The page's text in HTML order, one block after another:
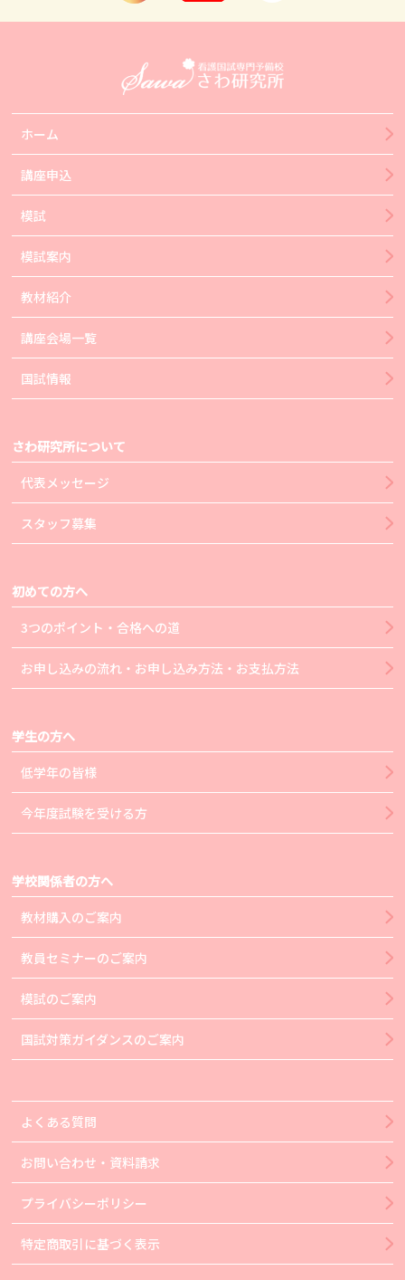
ホーム
講座申込
模試
模試案内
教材紹介
講座会場一覧
国試情報
さわ研究所について
代表メッセージ
スタッフ募集
初めての方へ
3つのポイント・合格への道
お申し込みの流れ・お申し込み方法・お支払方法
学生の方へ
低学年の皆様
今年度試験を受ける方
学校関係者の方へ
教材購入のご案内
教員セミナーのご案内
模試のご案内
国試対策ガイダンスのご案内
よくある質問
お問い合わせ・資料請求
プライバシーポリシー
特定商取引に基づく表示